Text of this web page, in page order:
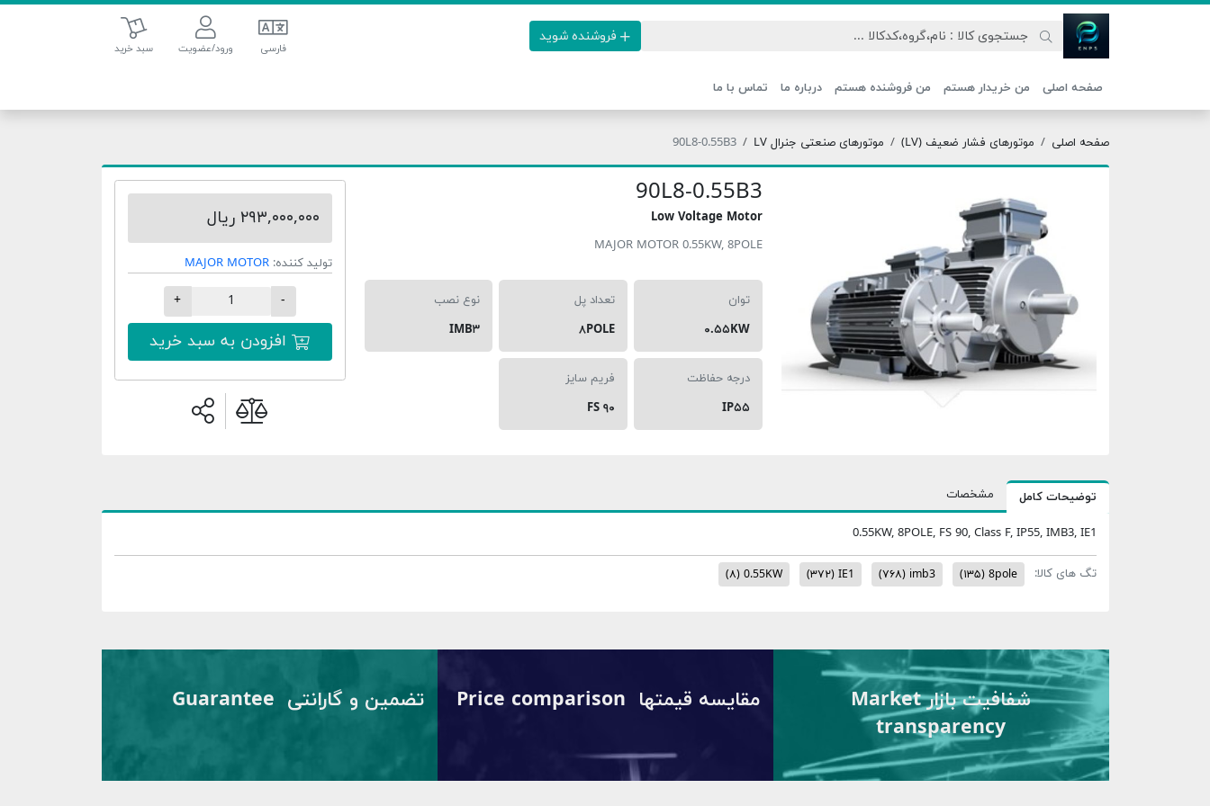
فروشنده شوید
فارسی ورود/عضویت
سبد خرید
سبد خرید
صفحه اصلی من خریدار هستم من فروشنده هستم درباره ما تماس با ما
صفحه اصلی موتورهای فشار ضعیف (LV) موتورهای صنعتی جنرال LV 90L8-0.55B3
90L8-0.55B3
Low Voltage Motor
MAJOR MOTOR 0.55KW, 8POLE
توان
۰.۵۵KW
تعداد پل
۸POLE
نوع نصب
IMB۳
درجه حفاظت
IP۵۵
فریم سایز
FS ۹۰
۲۹۳,۰۰۰,۰۰۰ ریال
تولید کننده: MAJOR MOTOR
-
+
افزودن به سبد خرید
توضیحات کامل مشخصات
0.55KW, 8POLE, FS 90, Class F, IP55, IMB3, IE1
تگ های کالا: 8pole (۱۳۵) imb3 (۷۶۸) IE1 (۳۷۲) 0.55KW (۸)
شفافیت بازار Market
transparency
مقایسه قیمتها Price comparison